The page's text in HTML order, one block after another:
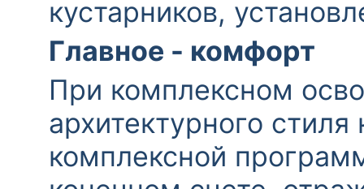
кустарников,
Главное - комфорт
При комплексном
архитектурного
комплексной